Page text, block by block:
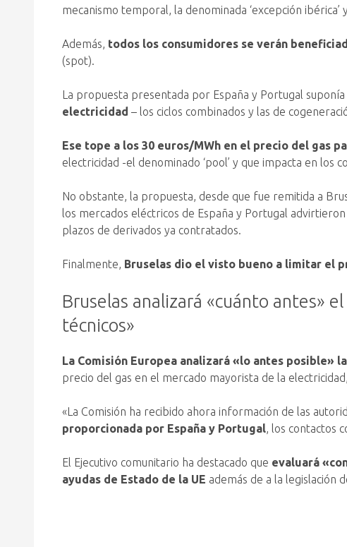
mecanismo temporal, la denominada ‘excepción
Además, todos los consumidores se verán
(spot).
La propuesta presentada por España y Portugal
electricidad – los ciclos combinados y las de
Ese tope a los 30 euros/MWh en el precio del gas
electricidad -el denominado ‘pool’ y que impacta en
No obstante, la propuesta, desde que fue remitida a
los mercados eléctricos de España y Portugal
plazos de derivados ya contratados.
Finalmente, Bruselas dio el visto bueno a limitar el
Bruselas analizará «cuánto antes»
técnicos»
La Comisión Europea analizará «lo antes posible»
precio del gas en el mercado mayorista de la
«La Comisión ha recibido ahora información de las
proporcionada por España y Portugal, los contactos
El Ejecutivo comunitario ha destacado que evaluará
ayudas de Estado de la UE además de a la legislación